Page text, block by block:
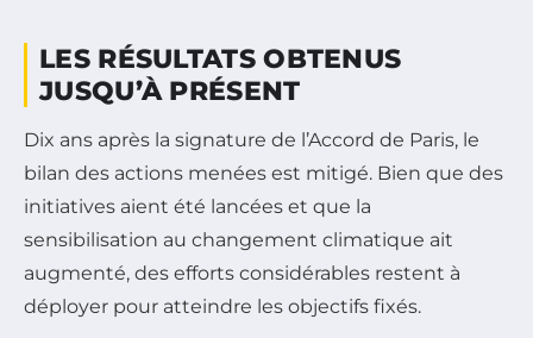
LES RÉSULTATS OBTENUS
JUSQU’À PRÉSENT
Dix ans après la signature de l’Accord de Paris, le
bilan des actions menées est mitigé. Bien que des
initiatives aient été lancées et que la
sensibilisation au changement climatique ait
augmenté, des efforts considérables restent à
déployer pour atteindre les objectifs fixés.